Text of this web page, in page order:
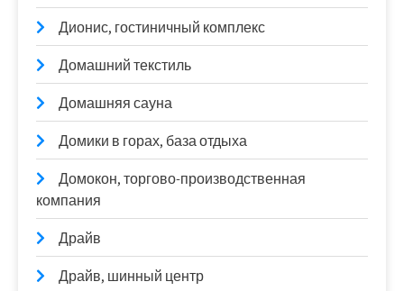
Дионис, гостиничный комплекс
Домашний текстиль
Домашняя сауна
Домики в горах, база отдыха
Домокон, торгово-производственная
компания
Драйв
Драйв, шинный центр